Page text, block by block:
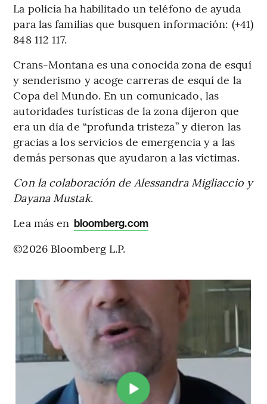
La policía ha habilitado un teléfono de ayuda
para las familias que busquen información: (+41)
848 112 117.
Crans-Montana es una conocida zona de esquí
y senderismo y acoge carreras de esquí de la
Copa del Mundo. En un comunicado, las
autoridades turísticas de la zona dijeron que
era un día de “profunda tristeza” y dieron las
gracias a los servicios de emergencia y a las
demás personas que ayudaron a las víctimas.
Con la colaboración de Alessandra Migliaccio y
Dayana Mustak.
Lea más en bloomberg.com
©2026 Bloomberg L.P.